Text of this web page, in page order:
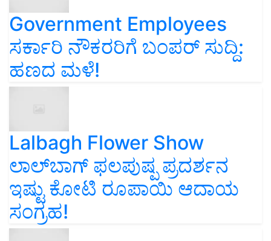
Government Employees
ಸರ್ಕಾರಿ ನೌಕರರಿಗೆ ಬಂಪರ್‌ ಸುದ್ದಿ:
ಹಣದ ಮಳೆ!
Lalbagh Flower Show
ಲಾಲ್‌ಬಾಗ್ ಫಲಪುಷ್ಪ ಪ್ರದರ್ಶನ
ಇಷ್ಟು ಕೋಟಿ ರೂಪಾಯಿ ಆದಾಯ
ಸಂಗ್ರಹ!